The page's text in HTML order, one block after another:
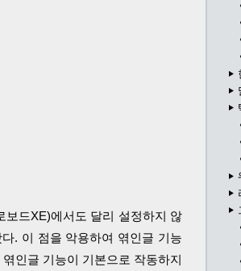
보드XE)에서도 달리 설정하지 않
. 이 점을 악용하여 엮인글 기능
인글 기능이 기본으로 작동하지